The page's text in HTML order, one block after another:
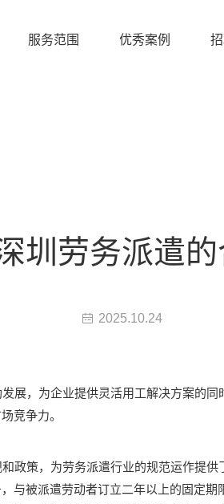
服务范围 优秀案例
圳劳务派遣
2025.10.24
展，为企业提供灵活用工解决方案的
竞争力。
策，为劳务派遣行业的规范运作提
与被派遣劳动者订立二年以上的固定期